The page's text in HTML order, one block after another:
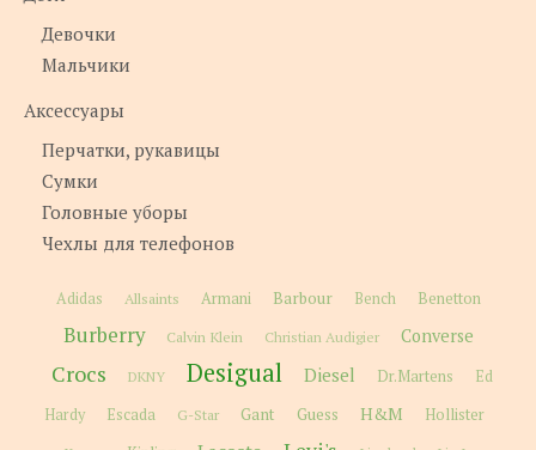
Девочки
Мальчики
Аксессуары
Перчатки, рукавицы
Сумки
Головные уборы
Чехлы для телефонов
Adidas Allsaints Armani Barbour Bench Benetton
Burberry Calvin Klein Christian Audigier Converse
Crocs DKNY Desigual Diesel Dr.Martens
Ed
Hardy
Escada G-Star Gant Guess H&M Hollister